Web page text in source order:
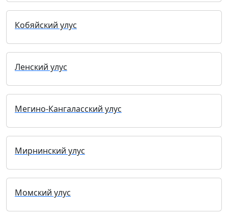
Кобяйский улус
Ленский улус
Мегино-Кангаласский улус
Мирнинский улус
Момский улус